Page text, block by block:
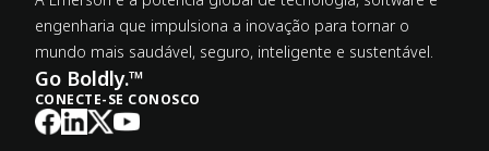
engenharia que impulsiona a inovação para tornar o
mundo mais saudável, seguro, inteligente e sustentável.
Go Boldly.™
CONECTE-SE CONOSCO